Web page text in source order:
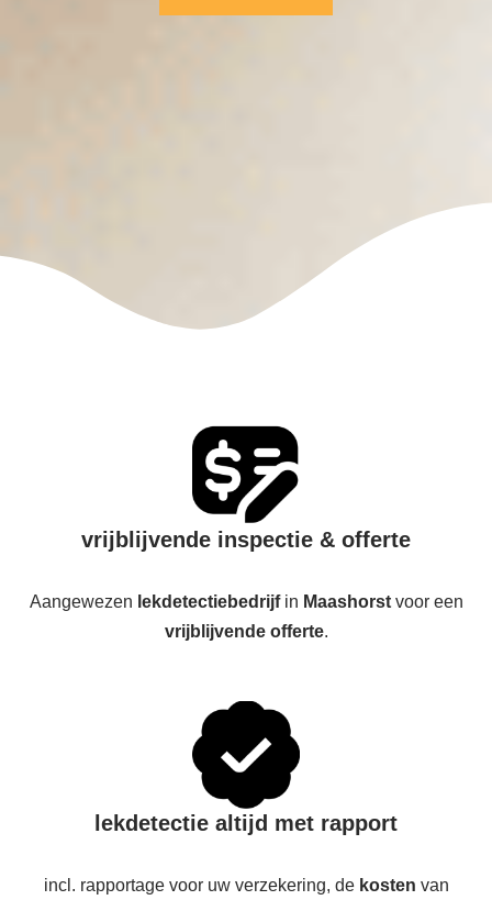
vrijblijvende inspectie & offerte
Aangewezen lekdetectiebedrijfin Maashorst voor een
vrijblijvende offerte.
lekdetectie altijd met rapport
incl. rapportage voor uw verzekering, de kosten van